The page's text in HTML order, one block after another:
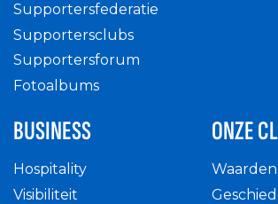
Supportersfederatie
Supportersclubs
Supportersforum
Fotoalbums
BUSINESS
Hospitality
Visibiliteit
ONZE
Waarden